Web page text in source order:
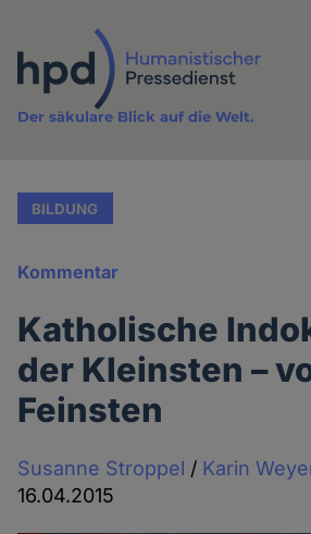
Inhalt
Der säkulare Blick auf die Welt.
BILDUNG
Kommentar
Katholische
der Kleinsten –
Feinsten
Susanne Stroppel / Karin
16.04.2015